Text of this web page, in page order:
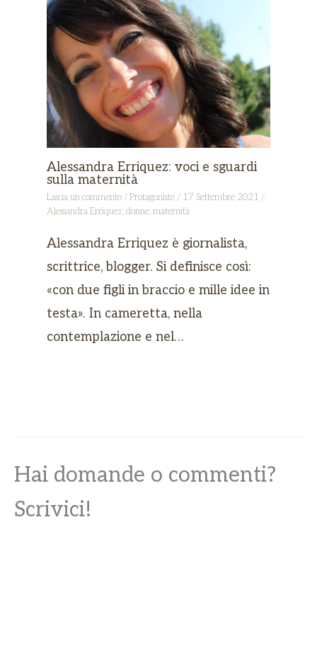
Alessandra Erriquez: voci e sguardi
sulla maternità
Lascia un commento /Protagoniste/ 17 Settembre 2021 /
Alessandra Erriquez,donne,maternità
Alessandra Erriquez è giornalista,
scrittrice, blogger. Si definisce così:
«con due figli in braccio e mille idee in
testa». In cameretta, nella
contemplazione e nel…
Hai domande o commenti?
Scrivici!